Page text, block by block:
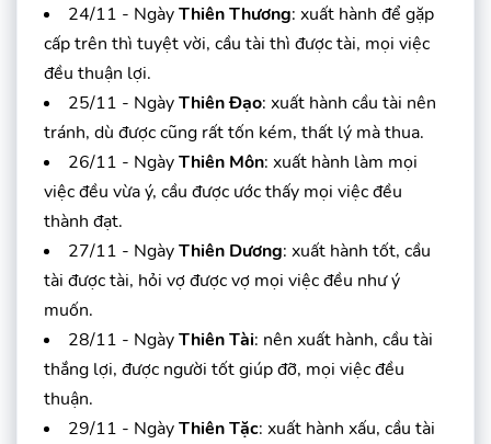
24/11 - NgàyThiên Thương: xuất hành để gặp
cấp trên thì tuyệt vời, cầu tài thì được tài, mọi việc
đều thuận lợi.
25/11 - NgàyThiên Đạo: xuất hành cầu tài nên
tránh, dù được cũng rất tốn kém, thất lý mà thua.
26/11 - NgàyThiên Môn: xuất hành làm mọi
việc đều vừa ý, cầu được ước thấy mọi việc đều
thành đạt.
27/11 - NgàyThiên Dương: xuất hành tốt, cầu
tài được tài, hỏi vợ được vợ mọi việc đều như ý
muốn.
28/11 - NgàyThiên Tài: nên xuất hành, cầu tài
thắng lợi, được người tốt giúp đỡ, mọi việc đều
thuận.
29/11 - NgàyThiên Tặc: xuất hành xấu, cầu tài